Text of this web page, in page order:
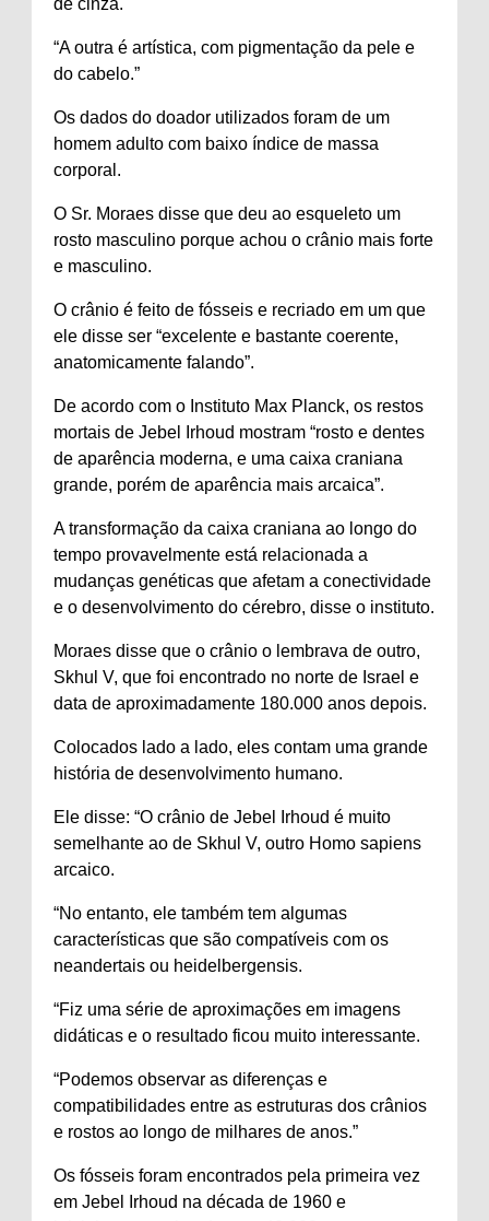
de cinza.
“A outra é artística, com pigmentação da pele e
do cabelo.”
Os dados do doador utilizados foram de um
homem adulto com baixo índice de massa
corporal.
O Sr. Moraes disse que deu ao esqueleto um
rosto masculino porque achou o crânio mais forte
e masculino.
O crânio é feito de fósseis e recriado em um que
ele disse ser “excelente e bastante coerente,
anatomicamente falando”.
De acordo com o Instituto Max Planck, os restos
mortais de Jebel Irhoud mostram “rosto e dentes
de aparência moderna, e uma caixa craniana
grande, porém de aparência mais arcaica”.
A transformação da caixa craniana ao longo do
tempo provavelmente está relacionada a
mudanças genéticas que afetam a conectividade
e o desenvolvimento do cérebro, disse o instituto.
Moraes disse que o crânio o lembrava de outro,
Skhul V, que foi encontrado no norte de Israel e
data de aproximadamente 180.000 anos depois.
Colocados lado a lado, eles contam uma grande
história de desenvolvimento humano.
Ele disse: “O crânio de Jebel Irhoud é muito
semelhante ao de Skhul V, outro Homo sapiens
arcaico.
“No entanto, ele também tem algumas
características que são compatíveis com os
neandertais ou heidelbergensis.
“Fiz uma série de aproximações em imagens
didáticas e o resultado ficou muito interessante.
“Podemos observar as diferenças e
compatibilidades entre as estruturas dos crânios
e rostos ao longo de milhares de anos.”
Os fósseis foram encontrados pela primeira vez
em Jebel Irhoud na década de 1960 e